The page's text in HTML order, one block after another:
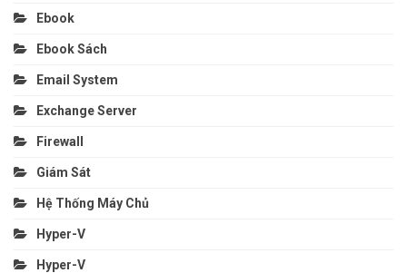
Ebook
Ebook Sách
Email System
Exchange Server
Firewall
Giám Sát
Hệ Thống Máy Chủ
Hyper-V
Hyper-V